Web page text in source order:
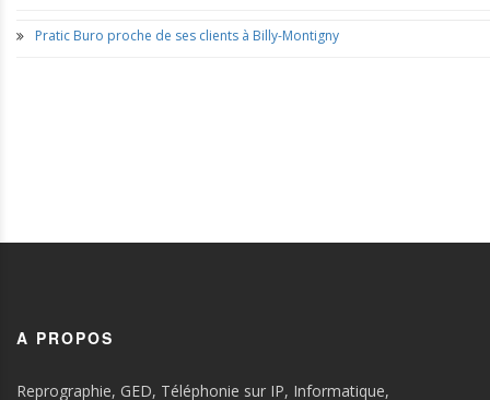
Pratic Buro proche de ses clients à Billy-Montigny
A PROPOS
Reprographie, GED, Téléphonie sur IP, Informatique,